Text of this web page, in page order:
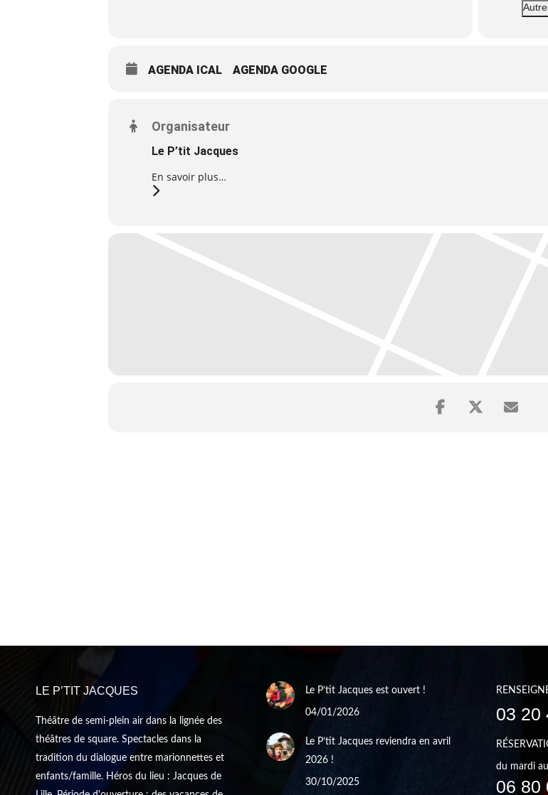
AGENDA ICAL AGENDA GOOGLE
Organisateur
Le P’tit Jacques
En savoir plus…
LE P’TIT JACQUES
Théâtre de semi-plein air dans la lignée des
théâtres de square. Spectacles dans la
tradition du dialogue entre marionnettes et
enfants/famille. Héros du lieu : Jacques de
Le P’tit Jacques est ouvert !
04/01/2026
Le P’tit Jacques reviendra en avril
2026 !
30/10/2025
03 20
du mardi
06 80